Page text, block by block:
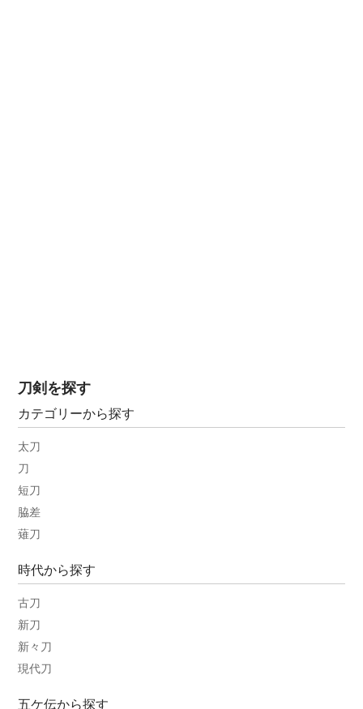
刀剣を探す
カテゴリーから探す
太刀
刀
短刀
脇差
薙刀
時代から探す
古刀
新刀
新々刀
現代刀
五ケ伝から探す